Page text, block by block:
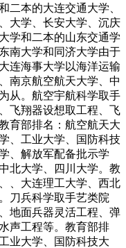
二本的大连交通大学、
大学、长安大学、沉庆
学和二本的山东交通学
南大学和同济大学由于
连海事大学以海洋运输
南京航空航天大学、中
从。航空宇航科学取手
飞翔器设想取工程、飞
育部排名：航空航天大
、工业大学、国防科技
、解放军配备批示学
北大学、四川大学。教
、大连理工大学、西北
刀兵科学取手艺类院
地面兵器灵活工程、弹
声工程等。教育部排
业大学、国防科技大